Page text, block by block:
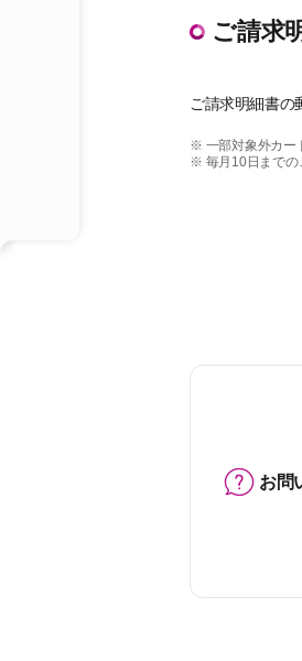
ご請求
ご請求明細書の
※ 一部対象外カー
※ 毎月10日までの
お問